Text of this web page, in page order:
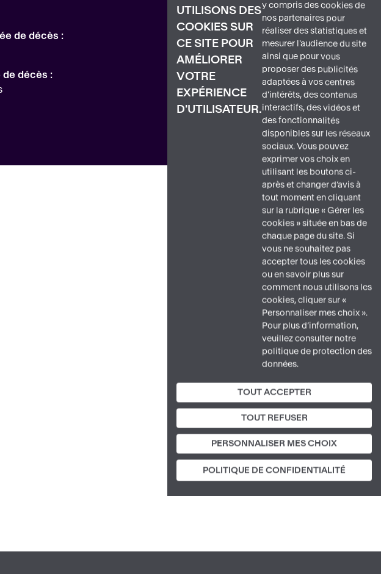
UTILISONS DES
COOKIES SUR
CE SITE POUR
AMÉLIORER
VOTRE
EXPÉRIENCE
D'UTILISATEUR.
y compris des cookies de
nos partenaires pour
réaliser des statistiques et
mesurer l'audience du site
ainsi que pour vous
proposer des publicités
adaptées à vos centres
d'intérêts, des contenus
interactifs, des vidéos et
des fonctionnalités
disponibles sur les réseaux
sociaux. Vous pouvez
exprimer vos choix en
utilisant les boutons ci-
après et changer d’avis à
tout moment en cliquant
sur la rubrique « Gérer les
cookies » située en bas de
chaque page du site. Si
vous ne souhaitez pas
accepter tous les cookies
ou en savoir plus sur
comment nous utilisons les
cookies, cliquer sur «
Personnaliser mes choix ».
Pour plus d’information,
veuillez consulter notre
politique de protection des
données.
TOUT ACCEPTER
TOUT REFUSER
PERSONNALISER MES CHOIX
POLITIQUE DE CONFIDENTIALITÉ
de décès :
de décès :